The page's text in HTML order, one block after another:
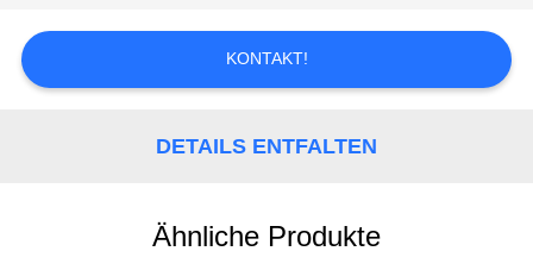
SITEMAP
KONTAKT!
DETAILS ENTFALTEN
Ähnliche Produkte